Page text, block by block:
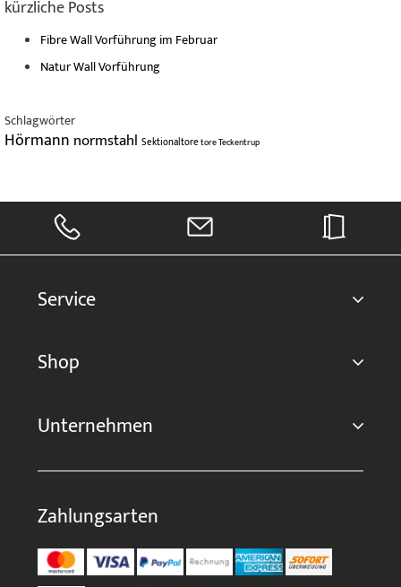
kürzliche Posts
Fibre Wall Vorführung im Februar
Natur Wall Vorführung
Schlagwörter
Hörmann normstahl SektionaltoretoreTeckentrup
Service
Shop
Unternehmen
Zahlungsarten